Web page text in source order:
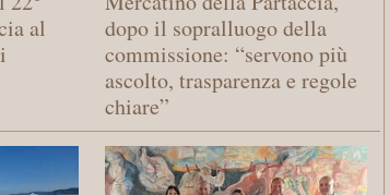
al
dopo il sopralluogo della
commissione: “servono più
ascolto, trasparenza e regole
chiare”